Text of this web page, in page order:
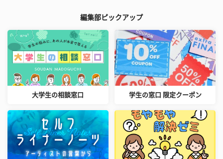
編集部ピックアップ
大学生の相談窓口 学生の窓口 限定クーポン